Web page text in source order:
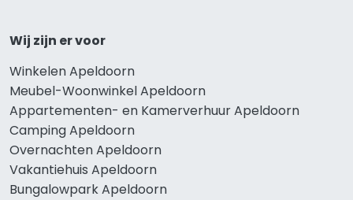
Wij zijn er voor
Winkelen Apeldoorn
Meubel-Woonwinkel Apeldoorn
Appartementen- en Kamerverhuur Apeldoorn
Camping Apeldoorn
Overnachten Apeldoorn
Vakantiehuis Apeldoorn
Bungalowpark Apeldoorn